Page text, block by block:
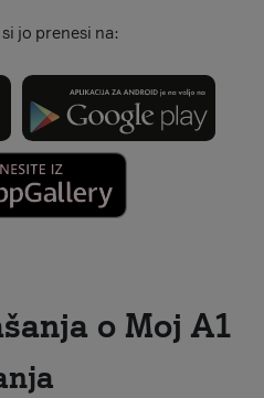
jo prenesi na:
o Moj A1